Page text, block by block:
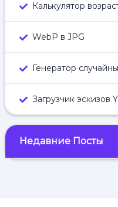
Калькулятор
WebP в JPG
Генератор
Загрузчик эскизов
Недавние Посты